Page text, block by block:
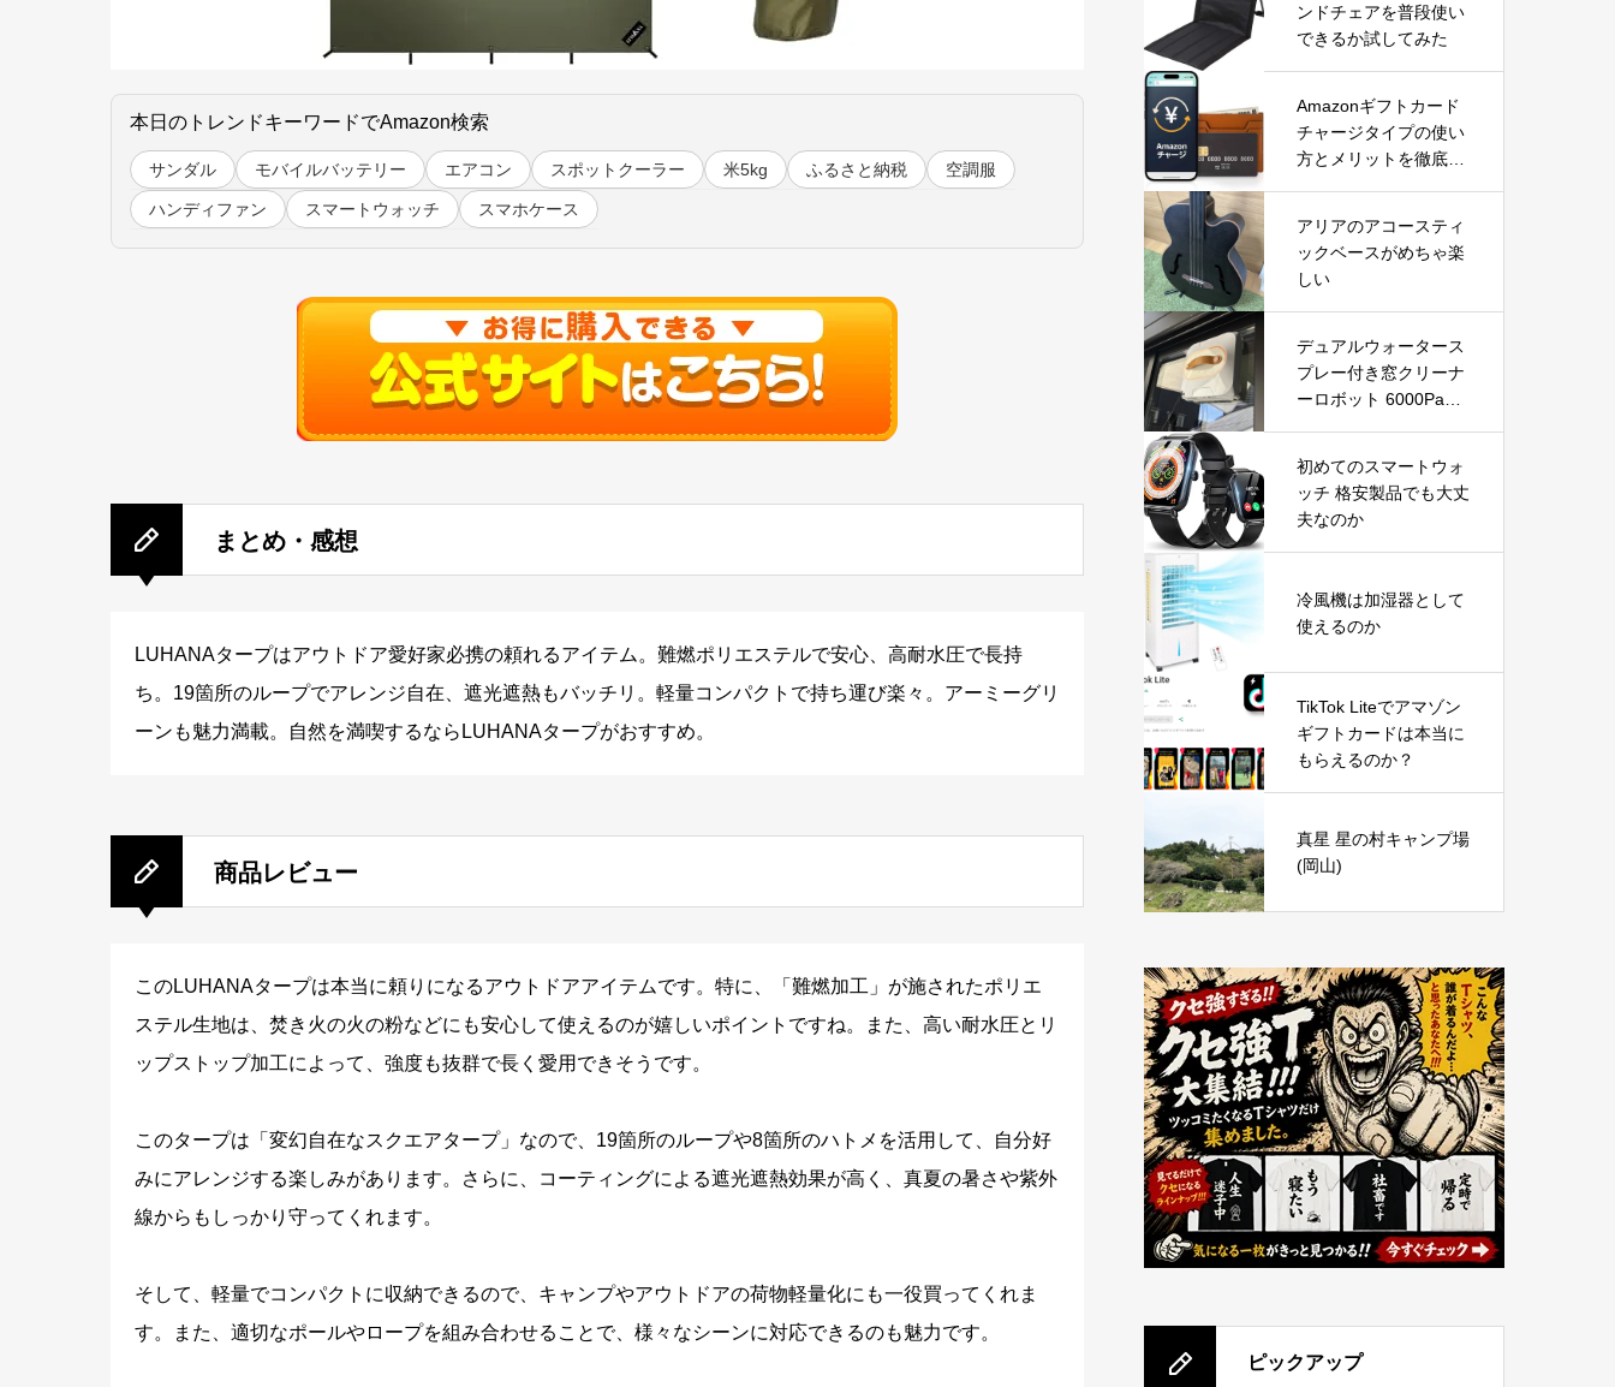
本日のトレンドキーワードでAmazon検索
サンダル モバイルバッテリー エアコン スポットクーラー 米5kg ふるさと納税 空調服
ハンディファン スマートウォッチ スマホケース
まとめ・感想
LUHANAタープはアウトドア愛好家必携の頼れるアイテム。難燃ポリエステルで安心、高耐水圧で長持
ち。19箇所のループでアレンジ自在、遮光遮熱もバッチリ。軽量コンパクトで持ち運び楽々。アーミーグリ
ーンも魅力満載。自然を満喫するならLUHANAタープがおすすめ。
商品レビュー
このLUHANAタープは本当に頼りになるアウトドアアイテムです。特に、「難燃加工」が施されたポリエ
ステル生地は、焚き火の火の粉などにも安心して使えるのが嬉しいポイントですね。また、高い耐水圧とリ
ップストップ加工によって、強度も抜群で長く愛用できそうです。
このタープは「変幻自在なスクエアタープ」なので、19箇所のループや8箇所のハトメを活用して、自分好
みにアレンジする楽しみがあります。さらに、コーティングによる遮光遮熱効果が高く、真夏の暑さや紫外
線からもしっかり守ってくれます。
そして、軽量でコンパクトに収納できるので、キャンプやアウトドアの荷物軽量化にも一役買ってくれま
す。また、適切なポールやロープを組み合わせることで、様々なシーンに対応できるのも魅力です。
ンドチェアを普段使い
できるか試してみた
Amazonギフトカード
チャージタイプの使い
方とメリットを徹底解
アリアのアコースティ
ックベースがめちゃ楽
しい
デュアルウォータース
プレー付き窓クリーナ
ーロボット 6000Pa吸
で掃除できる窓掃除ロ
ボットを徹底レビュー
初めてのスマートウォ
ッチ 格安製品でも大丈
夫なのか
冷風機は加湿器として
使えるのか
TikTok Liteでアマゾン
ギフトカードは本当に
もらえるのか？
真星 星の村キャンプ場
(岡山)
ピックアップ